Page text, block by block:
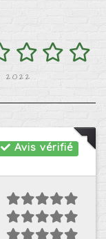
2022
Avis vérifié